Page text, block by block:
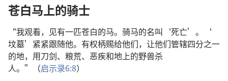
苍白马上的骑士
“我观看， 见有一匹苍白的马。 骑马的名叫 ‘死亡’。‘
坟墓’ 紧紧跟随他。 有权柄赐给他们， 让他们管辖四分之一
的地， 用刀剑、 粮荒、 恶疾和地上的野兽杀
人。”（启示录6:8）